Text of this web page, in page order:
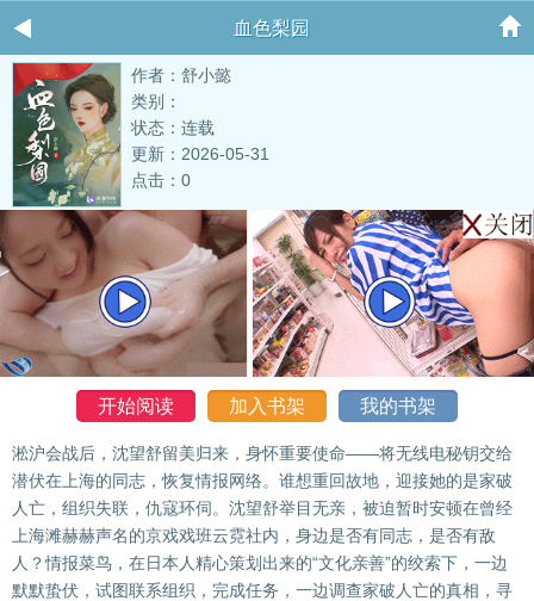
血色梨园
作者：舒小懿
类别：
状态：连载
更新：2026-05-31
点击：0
开始阅读 加入书架 我的书架
淞沪会战后，沈望舒留美归来，身怀重要使命——将无线电秘钥交给
潜伏在上海的同志，恢复情报网络。谁想重回故地，迎接她的是家破
人亡，组织失联，仇寇环伺。沈望舒举目无亲，被迫暂时安顿在曾经
上海滩赫赫声名的京戏戏班云霓社内，身边是否有同志，是否有敌
人？情报菜鸟，在日本人精心策划出来的“文化亲善”的绞索下，一边
默默蛰伏，试图联系组织，完成任务，一边调查家破人亡的真相，寻